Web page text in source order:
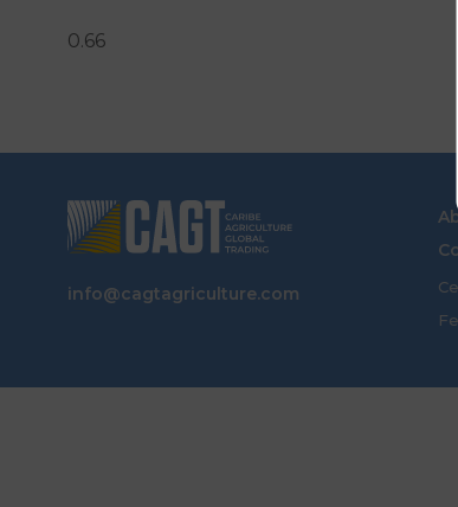
info@cagtagriculture.com